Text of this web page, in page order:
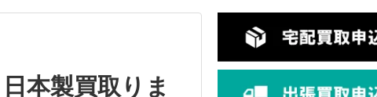
本製買取りま